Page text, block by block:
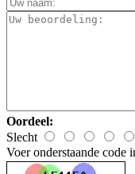
Oordeel:
Slecht
Voer onderstaande code